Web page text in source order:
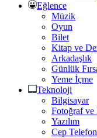
Eğlence
Müzik
Oyun
Bilet
Kitap ve
Arkadaşlık
Günlük
Yeme İçme
Teknoloji
Bilgisayar
Fotoğraf ve
Yazılım
Cep